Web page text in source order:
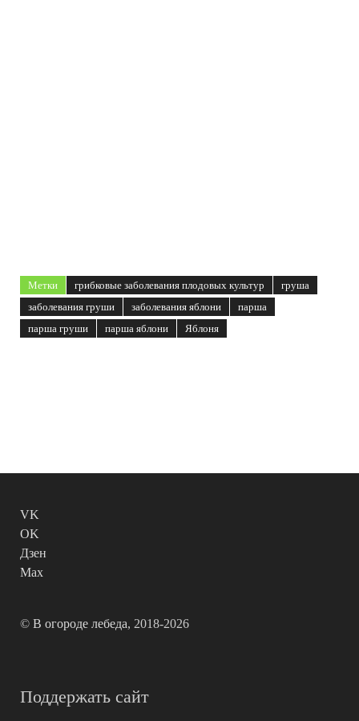
Метки грибковые заболевания плодовых культур
груша
заболевания груши
заболевания яблони
парша
парша груши
парша яблони Яблоня
VK
OK
Дзен
Max
© В огороде лебеда, 2018-2026
Поддержать сайт